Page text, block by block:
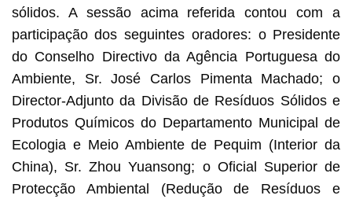
sólidos. A sessão acima referida contou com a
participação dos seguintes oradores: o Presidente
do Conselho Directivo da Agência Portuguesa do
Ambiente, Sr. José Carlos Pimenta Machado; o
Director-Adjunto da Divisão de Resíduos Sólidos e
Produtos Químicos do Departamento Municipal de
Ecologia e Meio Ambiente de Pequim (Interior da
China), Sr. Zhou Yuansong; o Oficial Superior de
Protecção Ambiental (Redução de Resíduos e